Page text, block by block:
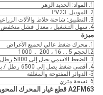
1. المواد: الحديد الزهر
2. الموديل: PV23
3. التطبيق: شاحنة خلاط والآلات الزراعية وماكينات البناء وما إلى ذلك
4. سهل التشغيل ، معدل فشل منخفض.
ميزة
1. محرك ضغط عالي لجميع الأغراض
2.الحجم 5 ... 16 ، 200 ... 1000
3. الضغط الاسمي يصل إلى 5800 رطل / بوصة مربعة
4. أقصى ضغط يصل إلى 6500 رطل / بوصة مربعة
5- الدوائر المفتوحة والمغلقة
6. نسخة متري
A2FM63 قطع غيار المحرك المحوري المكبس الثابت